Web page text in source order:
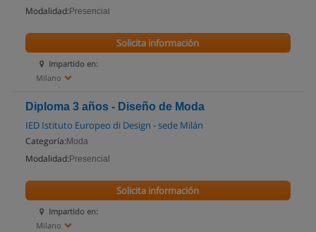
Modalidad: Presencial
Impartido en:
Milano
Solicita información
Diploma 3 años - Diseño de Moda
IED Istituto Europeo di Design - sede Milán
Categoría: Moda
Modalidad: Presencial
Impartido en:
Milano
Solicita información